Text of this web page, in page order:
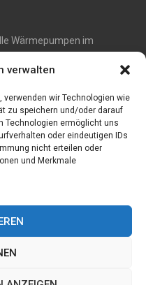
verwalten
verwenden wir Technologien wie
zu speichern und/oder darauf
Technologien ermöglicht uns
oder eindeutigen IDs
nicht erteilen oder
und Merkmale
Wärmepumpen im
los
Hände